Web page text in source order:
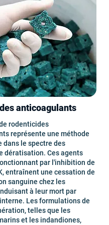
anticoagulants
rodenticides
représente une méthode
dans le spectre des
dératisation. Ces agents
par l'inhibition de
entraînent une cessation de
sanguine chez les
à leur mort par
Les formulations de
telles que les
et les indandiones,